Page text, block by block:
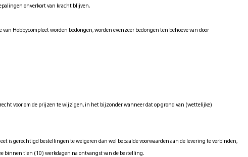
onverkort van kracht blijven.
Hobbycompleet worden bedongen, worden evenzeer bedongen ten behoeve van door
voor om de prijzen te wijzigen, in het bijzonder wanneer dat op grond van (wettelijke)
is gerechtigd bestellingen te weigeren dan wel bepaalde voorwaarden aan de levering te verbinden,
binnen tien (10) werkdagen na ontvangst van de bestelling.